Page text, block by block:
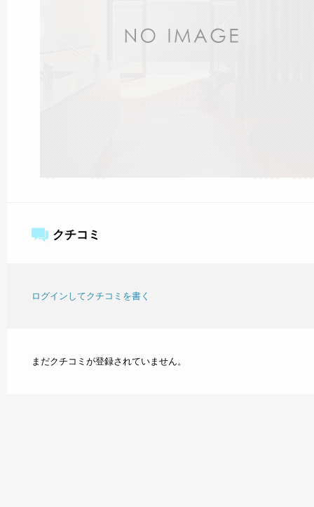
クチコミ
ログインしてクチコミを書く
まだクチコミが登録されていません。